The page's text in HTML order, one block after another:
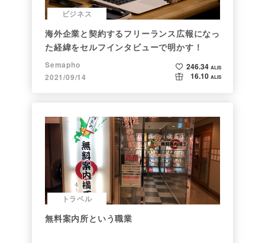
ビジネス
海外企業と契約するフリーランス広報になっ
た経緯をセルフインタビューで明かす！
Semapho
2021/09/14
246.34 ALIS
16.10 ALIS
トラベル
無料案内所という職業